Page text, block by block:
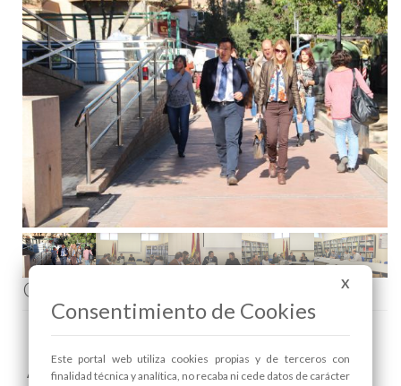
Comenta esta noticia en Facebook
Areas relacionadas:
X
Consentimiento de Cookies
Este portal web utiliza cookies propias y de terceros con
finalidad técnica y analítica, no recaba ni cede datos de carácter